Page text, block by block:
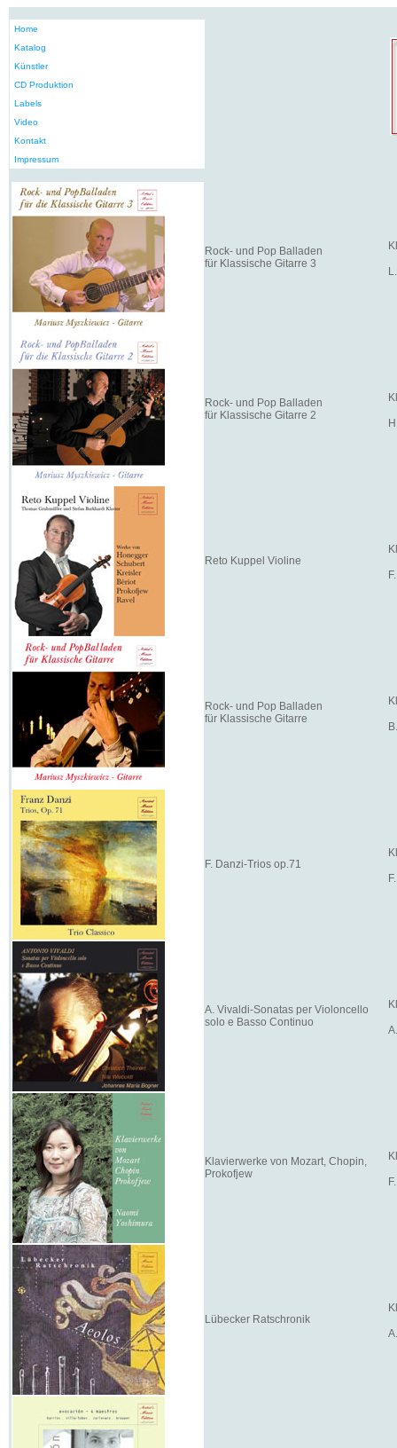
Home
Katalog
Künstler
CD Produktion
Labels
Video
Kontakt
Impressum
Rock- und Pop Balladen
für Klassische Gitarre 3
Rock- und Pop Balladen
für Klassische Gitarre 2
Reto Kuppel Violine
Rock- und Pop Balladen
für Klassische Gitarre
F. Danzi-Trios op.71
A. Vivaldi-Sonatas per Violoncello
solo e Basso Continuo
Klavierwerke von Mozart, Chopin,
Prokofjew
Lübecker Ratschronik